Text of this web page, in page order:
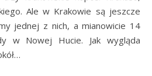
Ale w Krakowie są jeszcze
jednej z nich, a mianowicie 14
w Nowej Hucie. Jak wygląda